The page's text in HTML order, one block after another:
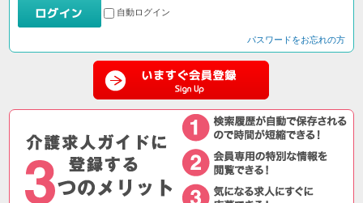
自動ログイン
パスワードをお忘れの方